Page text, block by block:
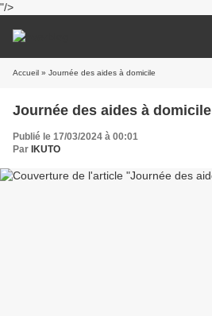
"/>
Accueil » Journée des aides à domicile
Journée des aides à domicile
Publié le 17/03/2024 à 00:01
Par IKUTO